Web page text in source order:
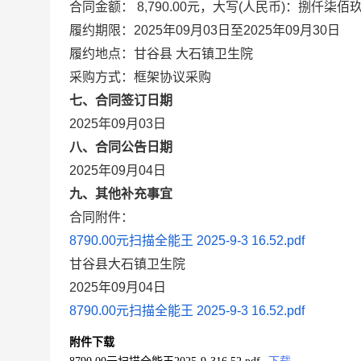
合同金额： 8,790.00元，大写(人民币)：捌仟柒佰
履约期限：2025年09月03日至2025年09月30日
履约地点：甘谷县 大石镇卫生院
采购方式：框架协议采购
七、合同签订日期
2025年09月03日
八、合同公告日期
2025年09月04日
九、其他补充事宜
合同附件：
8790.00元扫描全能王 2025-9-3 16.52.pdf
甘谷县大石镇卫生院
2025年09月04日
8790.00元扫描全能王 2025-9-3 16.52.pdf
附件下载